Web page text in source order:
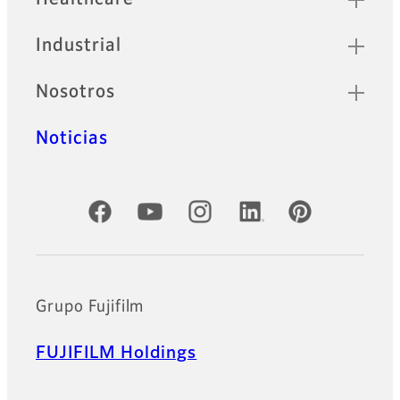
Industrial
Nosotros
Noticias
Cuentas oficiales de redes sociales
Grupo Fujifilm
FUJIFILM Holdings